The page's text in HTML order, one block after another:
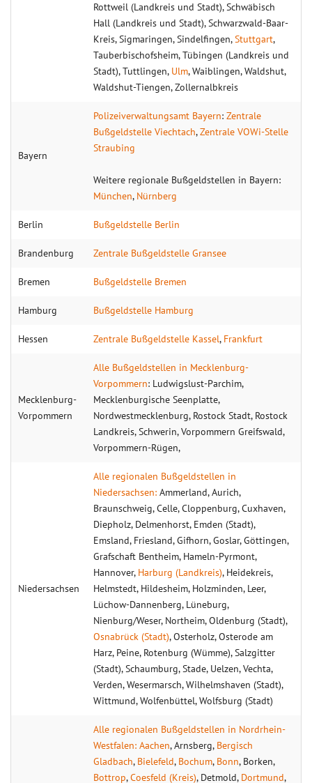
Rottweil (Landkreis und Stadt), Schwäbisch
Hall (Landkreis und Stadt), Schwarzwald-Baar-
Kreis, Sigmaringen, Sindelfingen,Stuttgart,
Tauberbischofsheim, Tübingen (Landkreis und
Stadt), Tuttlingen, Ulm, Waiblingen, Waldshut,
Waldshut-Tiengen, Zollernalbkreis
Bayern
Polizeiverwaltungsamt Bayern: Zentrale
Bußgeldstelle Viechtach,Zentrale VOWi-Stelle
Straubing
Weitere regionale Bußgeldstellen in Bayern:
München, Nürnberg
Berlin Bußgeldstelle Berlin
Brandenburg Zentrale Bußgeldstelle Gransee
Bremen Bußgeldstelle Bremen
Hamburg Bußgeldstelle Hamburg
Hessen Zentrale Bußgeldstelle Kassel, Frankfurt
Mecklenburg-
Vorpommern
Alle Bußgeldstellen in Mecklenburg-
Vorpommern: Ludwigslust-Parchim,
Mecklenburgische Seenplatte,
Nordwestmecklenburg, Rostock Stadt, Rostock
Landkreis, Schwerin, Vorpommern Greifswald,
Vorpommern-Rügen,
Niedersachsen
Alle regionalen Bußgeldstellen in
Niedersachsen: Ammerland, Aurich,
Braunschweig, Celle, Cloppenburg, Cuxhaven,
Diepholz, Delmenhorst, Emden (Stadt),
Emsland, Friesland, Gifhorn, Goslar, Göttingen,
Grafschaft Bentheim, Hameln-Pyrmont,
Hannover, Harburg (Landkreis), Heidekreis,
Helmstedt, Hildesheim, Holzminden, Leer,
Lüchow-Dannenberg, Lüneburg,
Nienburg/Weser, Northeim, Oldenburg (Stadt),
Osnabrück (Stadt), Osterholz, Osterode am
Harz, Peine, Rotenburg (Wümme), Salzgitter
(Stadt), Schaumburg, Stade, Uelzen, Vechta,
Verden, Wesermarsch, Wilhelmshaven (Stadt),
Wittmund, Wolfenbüttel, Wolfsburg (Stadt)
Alle regionalen Bußgeldstellen in Nordrhein-
Westfalen: Aachen, Arnsberg, Bergisch
Gladbach, Bielefeld, Bochum, Bonn, Borken,
Bottrop,Coesfeld (Kreis), Detmold, Dortmund,